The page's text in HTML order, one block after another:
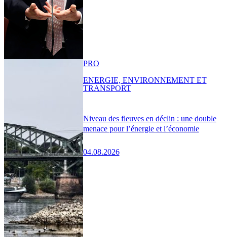
Niveau des fleuves en déclin : une double
menace pour l’énergie et l’économie
04.08.2026
PRO
ENERGIE, ENVIRONNEMENT ET
TRANSPORT